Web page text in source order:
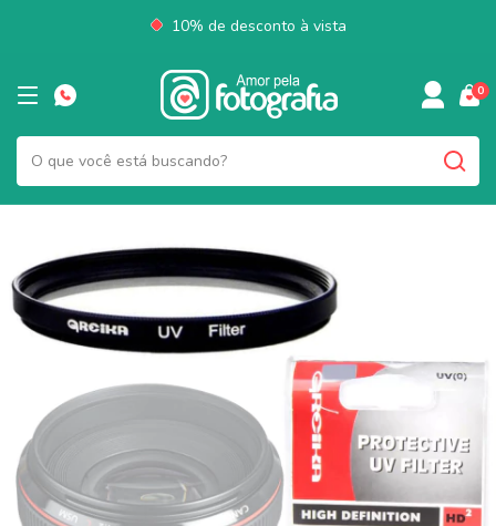
10% de desconto à vista
0